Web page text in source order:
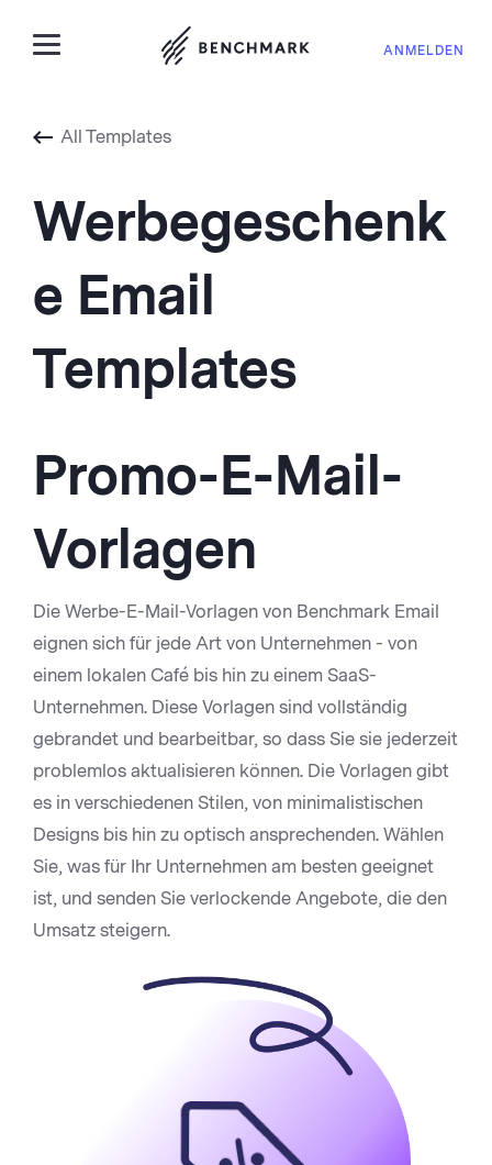
ANMELDEN
All Templates
Werbegeschenk
e Email
Templates
Promo-E-Mail-
Vorlagen
Die Werbe-E-Mail-Vorlagen von Benchmark Email
eignen sich für jede Art von Unternehmen - von
einem lokalen Café bis hin zu einem SaaS-
Unternehmen. Diese Vorlagen sind vollständig
gebrandet und bearbeitbar, so dass Sie sie jederzeit
problemlos aktualisieren können. Die Vorlagen gibt
es in verschiedenen Stilen, von minimalistischen
Designs bis hin zu optisch ansprechenden. Wählen
Sie, was für Ihr Unternehmen am besten geeignet
ist, und senden Sie verlockende Angebote, die den
Umsatz steigern.